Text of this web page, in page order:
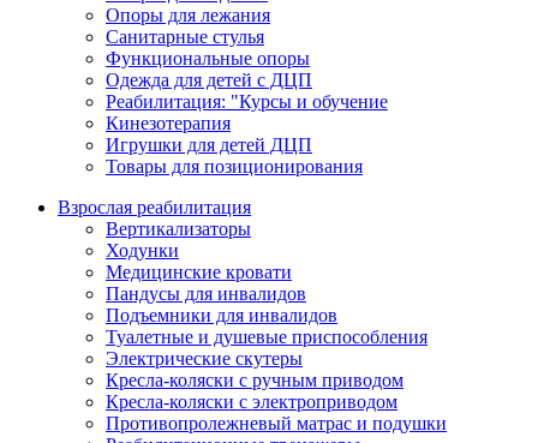
Опоры для лежания
Санитарные стулья
Функциональные опоры
Одежда для детей с ДЦП
Реабилитация: "Курсы и обучение
Кинезотерапия
Игрушки для детей ДЦП
Товары для позиционирования
Взрослая реабилитация
Вертикализаторы
Ходунки
Медицинские кровати
Пандусы для инвалидов
Подъемники для инвалидов
Туалетные и душевые приспособления
Электрические скутеры
Кресла-коляски с ручным приводом
Кресла-коляски с электроприводом
Противопролежневый матрас и подушки